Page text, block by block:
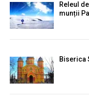
Releul
munții
Biserica